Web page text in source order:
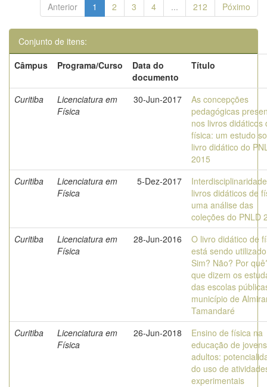
Anterior 1 2 3 4 ... 212 Póximo
Conjunto de itens:
Câmpus
Programa/Curso
Data do
documento
Título
Curitiba
Licenciatura em
Física
30-Jun-2017
As concepções
pedagógicas
nos livros didáticos
física: um estudo
livro didático do
2015
Curitiba
Licenciatura em
Física
5-Dez-2017
livros didáticos de
uma análise das
coleções do PNLD
Curitiba
Licenciatura em
Física
28-Jun-2016
O livro didático de
está sendo
Sim? Não? Por
que dizem os
das escolas
município de
Tamandaré
Curitiba
Licenciatura em
Física
26-Jun-2018
Ensino de física na
educação de
adultos:
do uso de
experimentais